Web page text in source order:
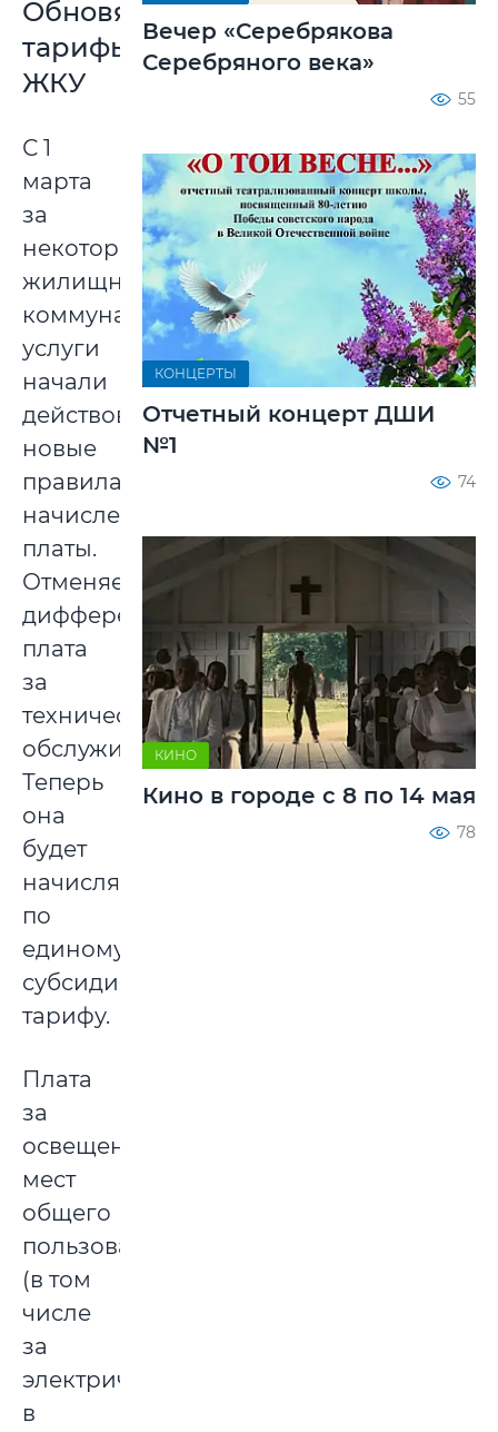
Обновят
тарифы
ЖКУ
С 1
марта
за
некоторые
жилищно-
коммунальные
услуги
начали
действовать
новые
правила
начисления
платы.
Отменяется
дифференцированная
плата
за
техническое
обслуживание.
Теперь
она
будет
начисляться
по
единому,
субсидируемому
тарифу.
Плата
за
освещение
мест
общего
пользования
(в том
числе
за
электричество
в
Вечер «Серебрякова
Серебряного века»
55
КОНЦЕРТЫ
Отчетный концерт ДШИ
№1
74
КИНО
Кино в городе с 8 по 14 мая
78